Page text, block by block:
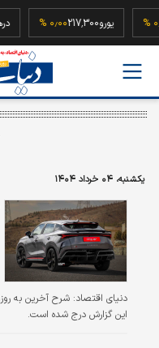
۰٫۰۰ % یورو217,300۰٫۰۰ %
یکشنبه، ۰۴ خرداد ۱۴۰۴
این گزارش درج شده است.